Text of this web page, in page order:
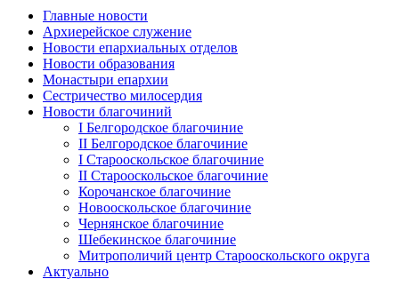
Главные новости
Архиерейское служение
Новости епархиальных отделов
Новости образования
Монастыри епархии
Сестричество милосердия
Новости благочиний
I Белгородское благочиние
II Белгородское благочиние
I Старооскольское благочиние
II Старооскольское благочиние
Корочанское благочиние
Новооскольское благочиние
Чернянское благочиние
Шебекинское благочиние
Митрополичий центр Старооскольского округа
Актуально